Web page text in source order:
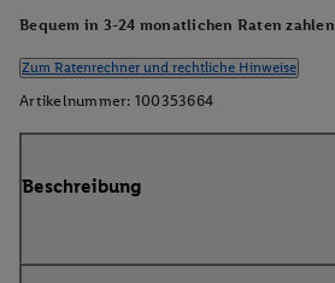
Bequem in 3-24 monatlichen Raten zahlen
Zum Ratenrechner und rechtliche Hinweise
Artikelnummer: 100353664
Beschreibung